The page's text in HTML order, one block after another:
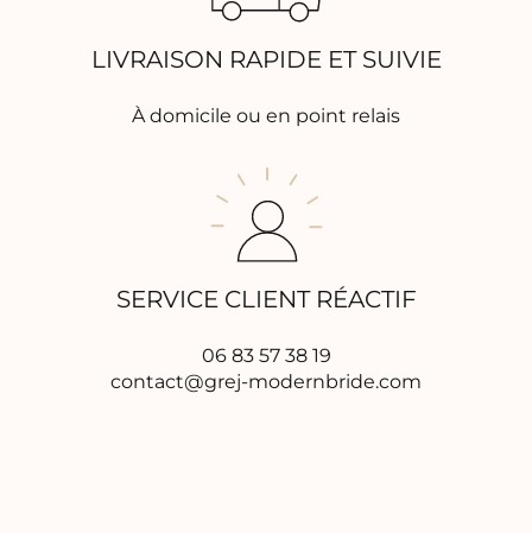
LIVRAISON RAPIDE ET SUIVIE
À domicile ou en point relais
SERVICE CLIENT RÉACTIF
06 83 57 38 19
contact@grej-modernbride.com